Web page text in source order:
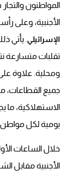
المواطنون
الأجنبية، وعلى
الإسرائيلي. يأتي
تقلبات متسارعة
ومحلية. علاوة
جميع القطاعات،
الاستهلاكية،
يومية لكل
خلال الساعات
الأجنبية